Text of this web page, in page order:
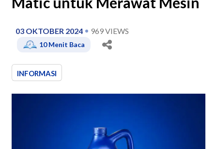
03 OKTOBER 2024 969VIEWS
10Menit Baca
INFORMASI